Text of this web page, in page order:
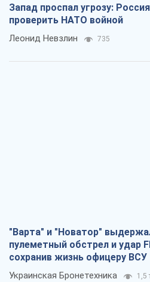
Запад проспал угрозу:
проверить НАТО войной
Леонид Невзлин 735
"Варта" и "Новатор"
пулеметный обстрел и удар
сохранив жизнь офицеру ВСУ
Украинская Бронетехника 1,5